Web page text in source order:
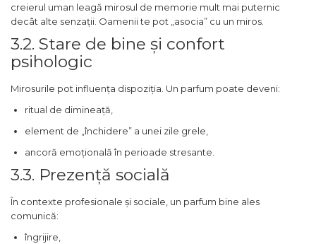
Marshmallow
Miere
Nectar
Neroli
creierul uman leagă mirosul de memorie mult mai puternic
decât alte senzații. Oamenii te pot „asocia” cu un miros.
3.2. Stare de bine și confort
psihologic
Mirosurile pot influența dispoziția. Un parfum poate deveni:
ritual de dimineață,
element de „închidere” a unei zile grele,
ancoră emoțională în perioade stresante.
3.3. Prezență socială
În contexte profesionale și sociale, un parfum bine ales
comunică:
îngrijire,